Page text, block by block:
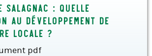
Salagnac : quelle
au développement de
locale ?
pdf